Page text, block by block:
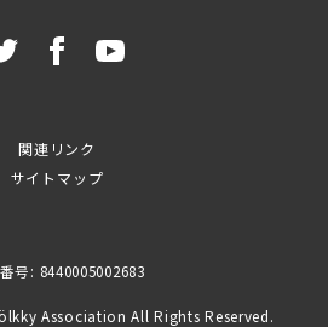
関連リンク
サイトマップ
号: 8440005002683
Association All Rights Reserved.